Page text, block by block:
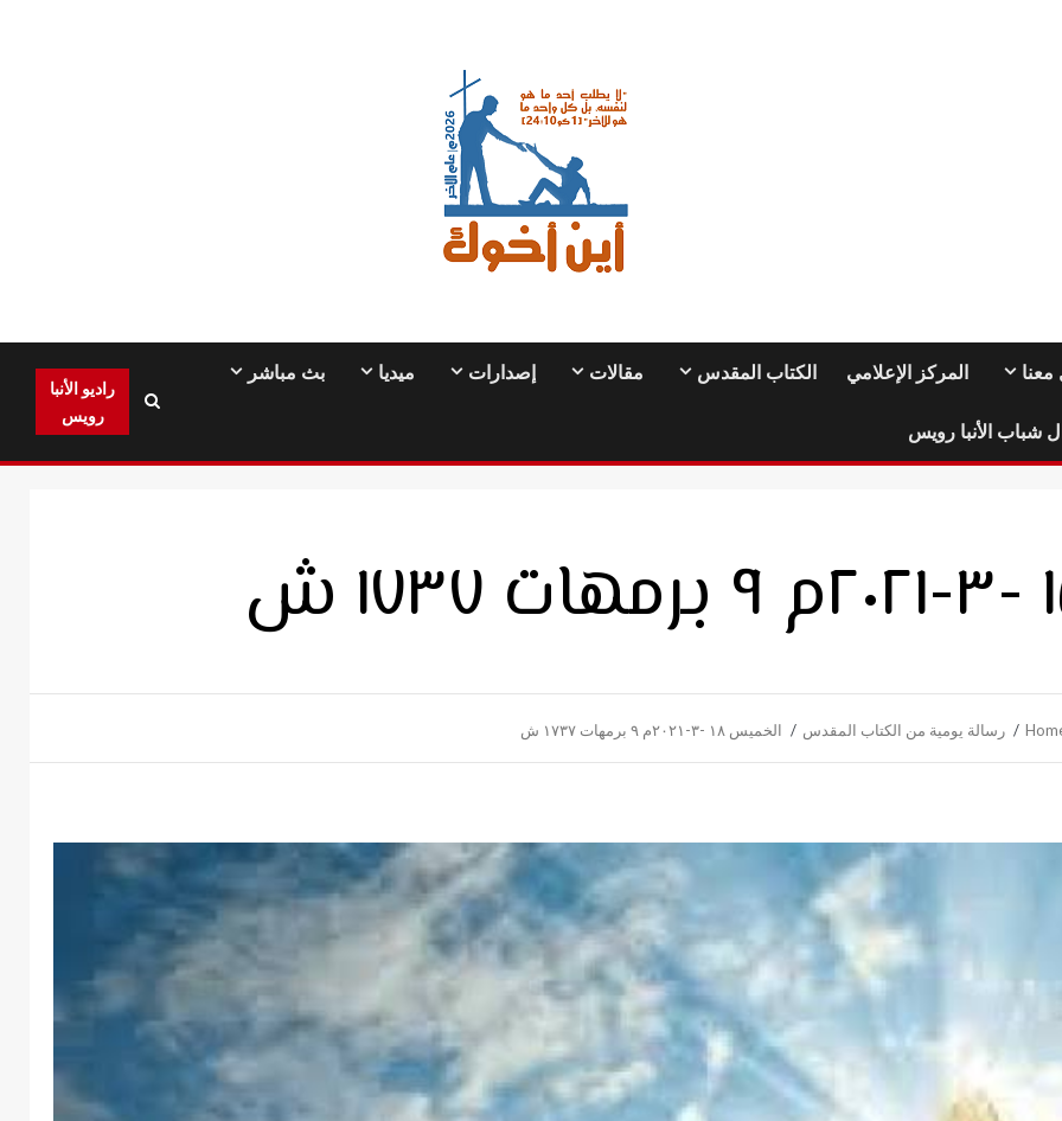
المركز الإعلامي الكتاب المقدس مقالات إصدارات ميديا بث مباشر
شباب الأنبا رويس
راديو الأنبا
رويس
رسالة يومية من الكتاب المقدس الخميس ١٨ -٣-٢٠٢١م ٩ برمهات ١٧٣٧ ش